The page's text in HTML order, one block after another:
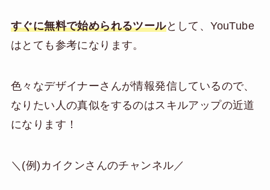
すぐに無料で始められるツールとして、YouTube
はとても参考になります。
色々なデザイナーさんが情報発信しているので、
なりたい人の真似をするのはスキルアップの近道
になります！
＼(例)カイクンさんのチャンネル／